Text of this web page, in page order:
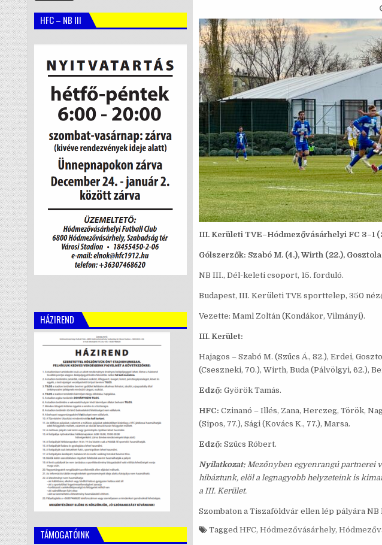
III. Kerületi TVE–Hódmezővásárhelyi FC 3–1
Gólszerzők: Szabó M. (4.), Wirth (22.),
NB III., Dél-keleti csoport, 15. forduló.
Budapest, III. Kerületi TVE sporttelep, 350
Vezette: Maml Zoltán (Kondákor, Vilmányi).
III. Kerület:
Hajagos – Szabó M. (Szűcs Á., 82.), Erdei,
(Cseszneki, 70.), Wirth, Buda (Pálvölgyi, 62.),
Edző: Györök Tamás.
HFC: Czinanó – Illés, Zana, Herczeg, Török,
(Sipos, 77.), Sági (Kovács K., 77.), Marsa.
Edző: Szűcs Róbert.
Nyilatkozat: Mezőnyben egyenrangú partnerei
hibáztunk, elöl a legnagyobb helyzeteink is
a III. Kerület.
Szombaton a Tiszaföldvár ellen lép pályára
Tagged HFC, Hódmezővásárhely,
HFC – NB III
HÁZIREND
TÁMOGATÓINK